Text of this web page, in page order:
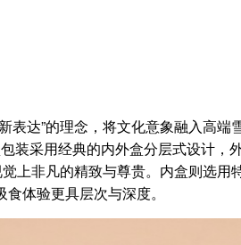
达”的理念，将文化意象融入高端
装采用经典的内外盒分层式设计，
上非凡的精致与尊贵。内盒则选用
体验更具层次与深度。